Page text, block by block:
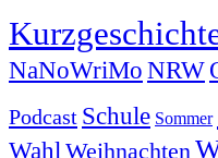
NaNoWriMo NRW
Podcast Schule Sommer
Wahl Weihnachten